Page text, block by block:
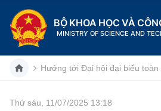
BỘ KHOA HỌC VÀ
MINISTRY OF SCIENCE AND
Hướng tới Đại hội đại biểu toàn
Thứ sáu, 11/07/2025 13:18